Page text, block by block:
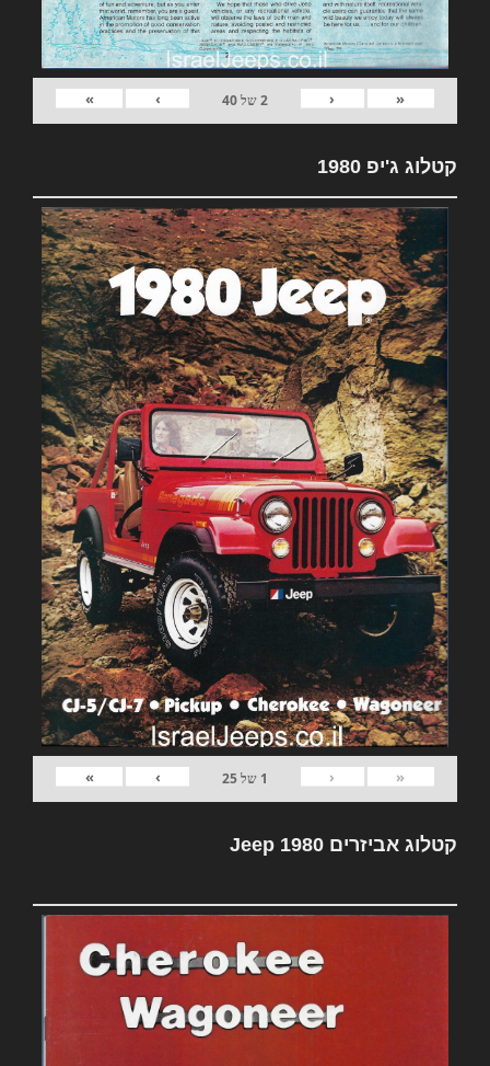
«
‹
2של40
›
»
קטלוג ג'יפ 1980
«
‹
1 של25
›
»
קטלוג אביזרים Jeep 1980